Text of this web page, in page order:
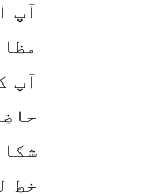
آپ
آپ
خط